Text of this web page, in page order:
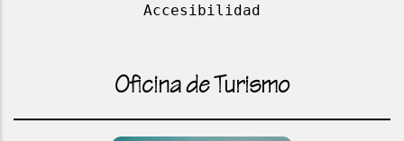
Accesibilidad
Oficina de Turismo